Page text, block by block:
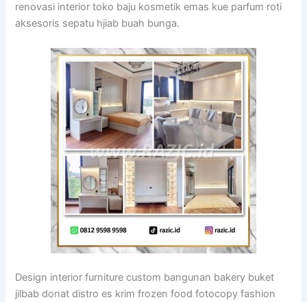
renovasi interior toko baju kosmetik emas kue parfum roti
aksesoris sepatu hjiab buah bunga.
Design interior furniture custom bangunan bakery buket
jilbab donat distro es krim frozen food fotocopy fashion